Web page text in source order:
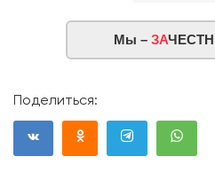
Мы – ЗА
Поделиться: